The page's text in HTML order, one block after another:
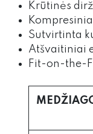
Krūtinės
Sutvirtinta
Atšvaitiniai
Fit-on-the-